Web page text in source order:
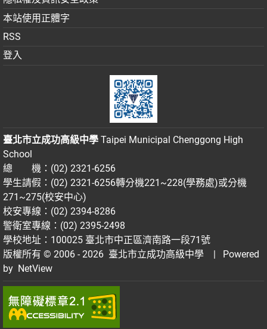
本站使用正體字
RSS
登入
臺北市立成功高級中學 Taipei Municipal Chenggong High
School
總 機：(02) 2321-6256
學生請假：(02) 2321-6256轉分機221~228(學務處)或分機
271~275(校安中心)
校安專線：(02) 2394-8286
警衛室專線：(02) 2395-2498
學校地址：100025 臺北市中正區濟南路一段71號
版權所有 © 2006 - 2026 臺北市立成功高級中學
| Powered
by NetView